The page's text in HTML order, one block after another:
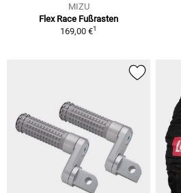
MIZU
Flex Race Fußrasten
169,00 €1